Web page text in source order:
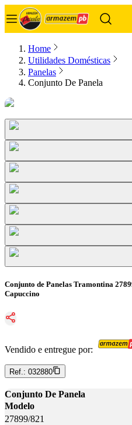
Home
Utilidades Domésticas
Panelas
Conjunto De Panela
Conjunto de Panelas Tramontina
Capuccino
Vendido e entregue por:
Ref.: 032880
Conjunto De Panela
Modelo
27899/821